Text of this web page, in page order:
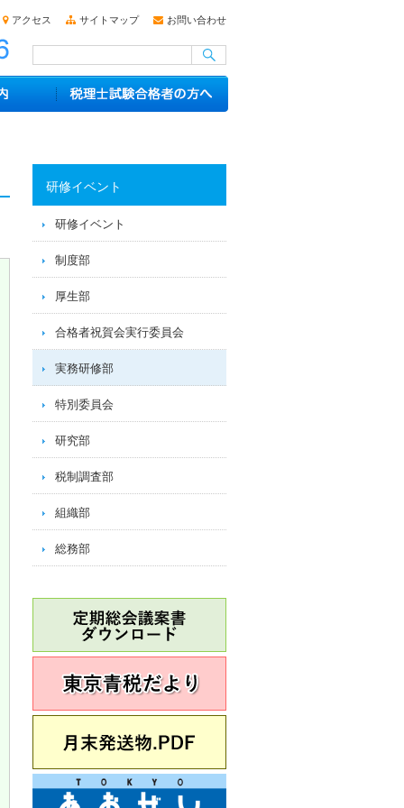
アクセス サイトマップ お問い合わせ
研修イベント
研修イベント
制度部
厚生部
合格者祝賀会実行委員会
実務研修部
特別委員会
研究部
税制調査部
組織部
総務部